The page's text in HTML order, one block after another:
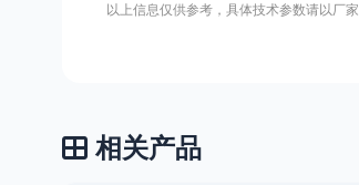
以上信息仅供参考，具体技术参数请以厂
相关产品